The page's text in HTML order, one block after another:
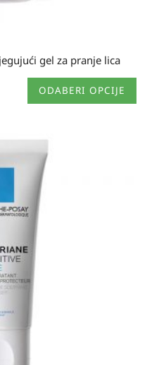
gel za pranje lica
ODABERI OPCIJE
Ovaj
proizvod
varijanti.
Opcije
se
mogu
odabrati
na
stranici
proizvoda